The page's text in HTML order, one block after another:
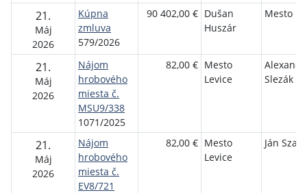
21.
Máj
2026
Kúpna
zmluva
579/2026
90 402,00 € Dušan
Huszár
Mesto
21.
Máj
2026
Nájom
hrobového
miesta č.
MSU9/338
1071/2025
82,00 € Mesto
Levice
Slezák
21.
Máj
2026
Nájom
hrobového
miesta č.
EV8/721
82,00 € Mesto
Levice
Ján